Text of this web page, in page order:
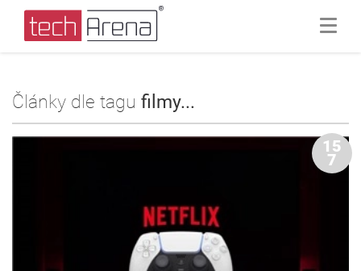
Články dle tagu filmy...
15
7